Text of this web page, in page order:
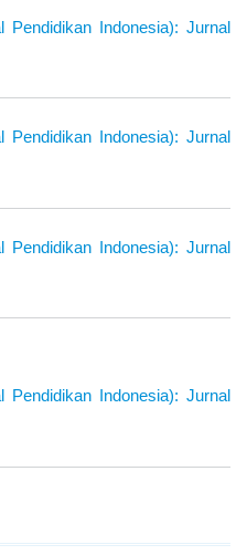
Indonesia): Jurnal
Indonesia): Jurnal
Indonesia): Jurnal
Indonesia): Jurnal